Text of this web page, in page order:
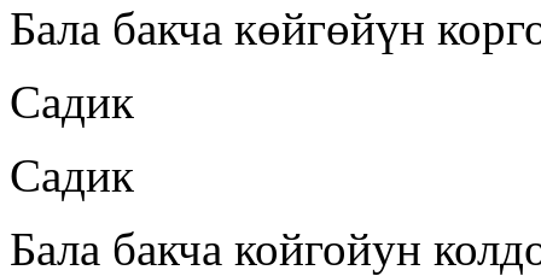
Бала бакча көйгөйүн
Садик
Садик
Бала бакча койгойун